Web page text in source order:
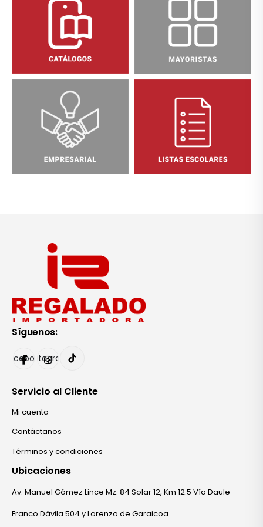
Síguenos:
FacebookInstagram
Servicio al Cliente
Mi cuenta
Contáctanos
Términos y condiciones
Ubicaciones
Av. Manuel Gómez Lince Mz. 84 Solar 12, Km 12.5 Vía Daule
Franco Dávila 504 y Lorenzo de Garaicoa